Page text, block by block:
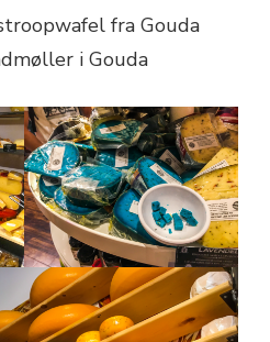
fra Gouda
i Gouda